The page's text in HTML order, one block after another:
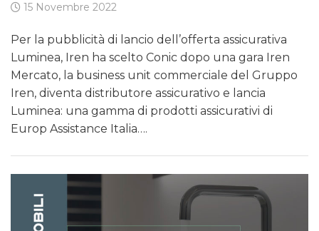
15 Novembre 2022
Per la pubblicità di lancio dell’offerta assicurativa
Luminea, Iren ha scelto Conic dopo una gara Iren
Mercato, la business unit commerciale del Gruppo
Iren, diventa distributore assicurativo e lancia
Luminea: una gamma di prodotti assicurativi di
Europ Assistance Italia….